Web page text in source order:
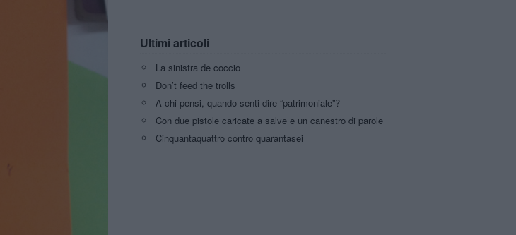
Ultimi articoli
La sinistra de coccio
Don’t feed the trolls
A chi pensi, quando senti dire “patrimoniale”?
Con due pistole caricate a salve e un canestro di parole
Cinquantaquattro contro quarantasei